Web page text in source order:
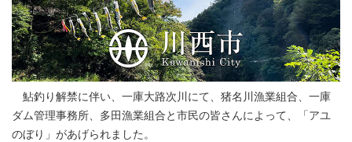
鮎釣り解禁に伴い、一庫大路次川にて、猪名川漁業組合、一庫
ダム管理事務所、多田漁業組合と市民の皆さんによって、「アユ
のぼり」があげられました。